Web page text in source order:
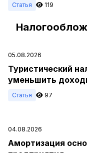
Статья 119
05.08.2026
Туристический
уменьшить
Статья 97
04.08.2026
Амортизация